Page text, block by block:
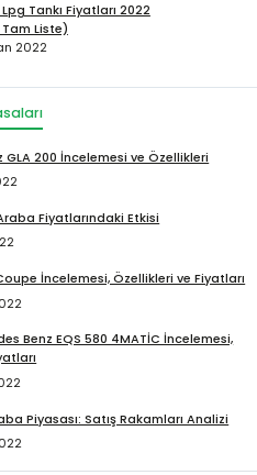
Tankı Fiyatları 2022
Liste)
2022
200 İncelemesi ve Özellikleri
Fiyatlarındaki Etkisi
İncelemesi, Özellikleri ve Fiyatları
Benz EQS 580 4MATİC İncelemesi,
Piyasası: Satış Rakamları Analizi